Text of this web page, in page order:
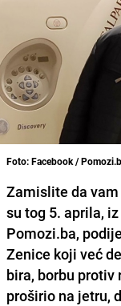
Foto: Facebook /
Zamislite da
su tog 5. aprila,
Pomozi.ba,
Zenice koji već
bira, borbu
proširio na jetru,